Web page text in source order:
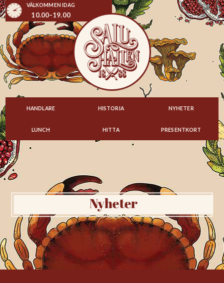
VÄLKOMMEN IDAG
10.00–19.00
HANDLARE HISTORIA NYHETER
LUNCH HITTA PRESENTKORT
Nyheter